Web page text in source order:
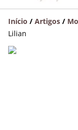
Início / Artigos /
Lilian